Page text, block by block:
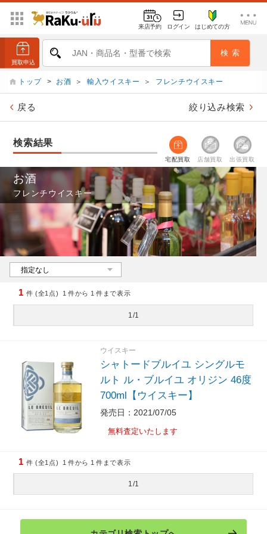
来店予約 ログイン はじめての方
トップ > お酒 ＞ 輸入ウイスキー ＞ フレンチウイスキー
戻る 絞り込み検索
検索結果
宅配買取 店舗買取 出張買取
お酒
フレンチウイスキー
1 件 (全1点) 1 件から 1 件まで表示
1/1
ウイスキー
シャトードブルイユ シングルモ
ルト ル・ブルイユ オリジン 46度
700ml【ウイスキー】
発売日：2021/07/05
無料査定いたします
1 件 (全1点) 1 件から 1 件まで表示
1/1